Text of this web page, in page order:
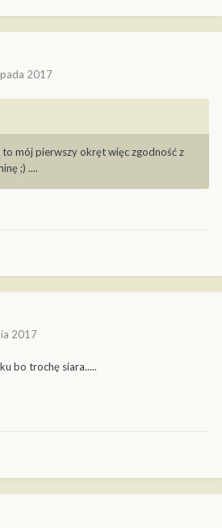
2017
to mój pierwszy okręt więc zgodność z
;) ....
2017
bo trochę siara.....